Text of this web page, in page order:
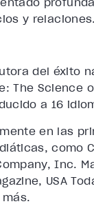
y relaciones.
del éxito
The Science
a 16
en las
como
Inc.
USA